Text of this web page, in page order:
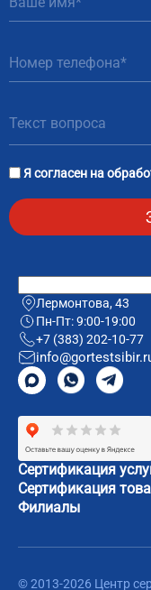
Я согласен на
Сертификация
Сертификация
Филиалы
Лермонтова, 43
Пн-Пт: 9:00-19:00
+7 (383) 202-10-77
© 2013-2026 Центр